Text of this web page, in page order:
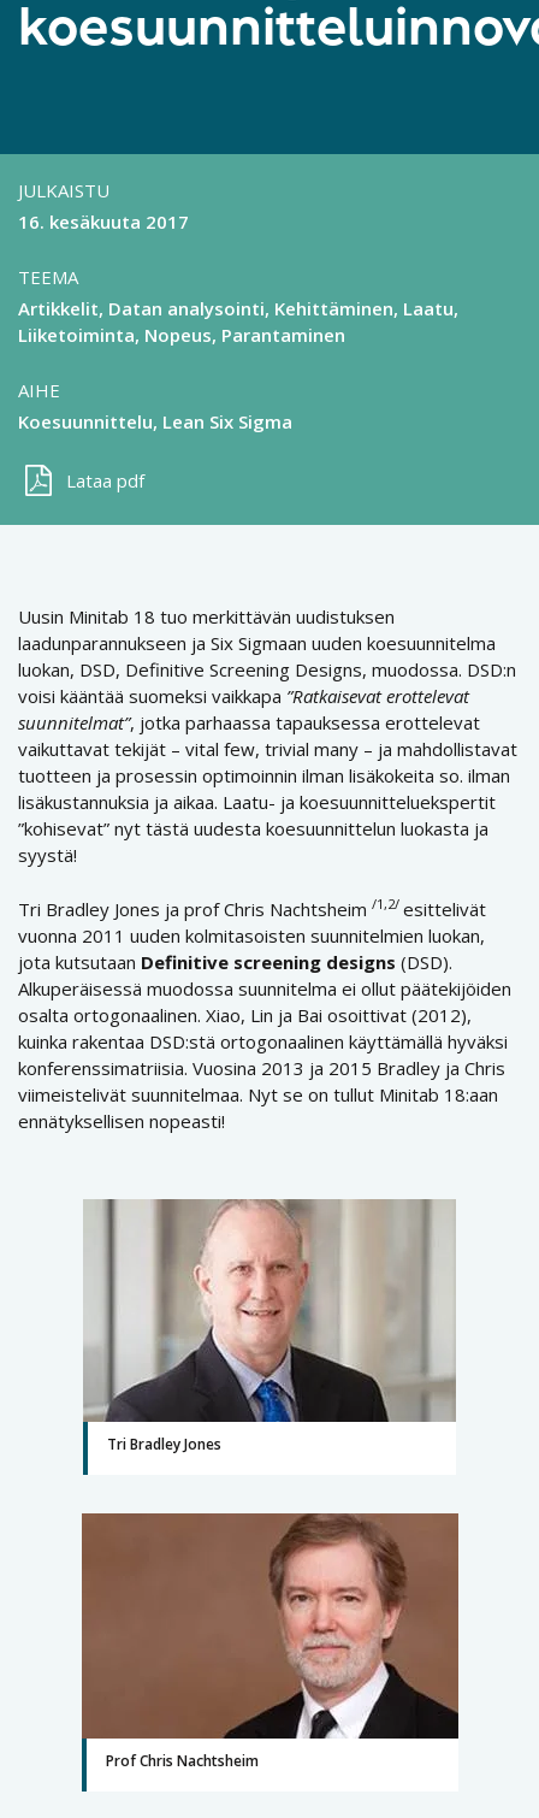
JULKAISTU
16. kesäkuuta 2017
TEEMA
Artikkelit Datan analysointi Kehittäminen Laatu
Liiketoiminta Nopeus Parantaminen
AIHE
Koesuunnittelu Lean Six Sigma
Lataa pdf
Uusin Minitab 18 tuo merkittävän uudistuksen
laadunparannukseen ja Six Sigmaan uuden koesuunnitelma
luokan, DSD, Definitive Screening Designs, muodossa. DSD:n
voisi kääntää suomeksi vaikkapa ”Ratkaisevat erottelevat
suunnitelmat”, jotka parhaassa tapauksessa erottelevat
vaikuttavat tekijät – vital few, trivial many – ja mahdollistavat
tuotteen ja prosessin optimoinnin ilman lisäkokeita so. ilman
lisäkustannuksia ja aikaa. Laatu- ja koesuunnitteluekspertit
”kohisevat” nyt tästä uudesta koesuunnittelun luokasta ja
syystä!
Tri Bradley Jones ja prof Chris Nachtsheim /1,2/ esittelivät
vuonna 2011 uuden kolmitasoisten suunnitelmien luokan,
jota kutsutaan Definitive screening designs (DSD).
Alkuperäisessä muodossa suunnitelma ei ollut päätekijöiden
osalta ortogonaalinen. Xiao, Lin ja Bai osoittivat (2012),
kuinka rakentaa DSD:stä ortogonaalinen käyttämällä hyväksi
konferenssimatriisia. Vuosina 2013 ja 2015 Bradley ja Chris
viimeistelivät suunnitelmaa. Nyt se on tullut Minitab 18:aan
ennätyksellisen nopeasti!
Tri Bradley Jones
Prof Chris Nachtsheim